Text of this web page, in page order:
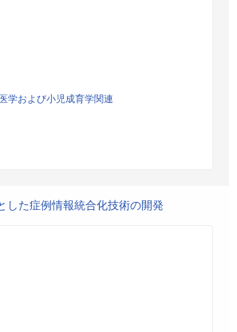
学および小児成育学関連
した症例情報統合化技術の開発